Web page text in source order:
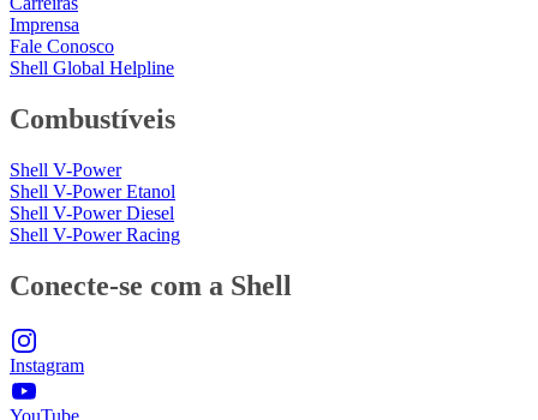
Imprensa
Fale Conosco
Shell Global Helpline
Combustíveis
Shell V-Power
Shell V-Power Etanol
Shell V-Power Diesel
Shell V-Power Racing
Conecte-se com a Shell
Instagram
YouTube